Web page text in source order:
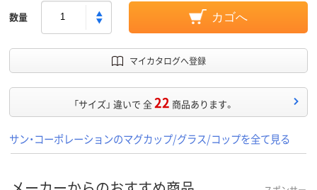
数量 カゴへ
マイカタログへ登録
「サイズ」 違いで 全22 商品あります。
サン・コーポレーションのマグカップ/グラス/コップを全て見る